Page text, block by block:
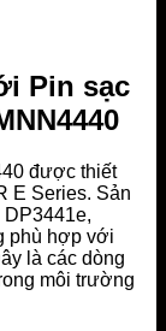
Pin sạc
được thiết
E Series. Sản
phù hợp với
là các dòng
môi trường